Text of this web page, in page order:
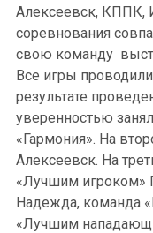
Алексеевск, КППК,
соревнования
свою команду
Все игры
результате
уверенностью
«Гармония». На
Алексеевск. На
«Лучшим игроком»
Надежда, команда
«Лучшим